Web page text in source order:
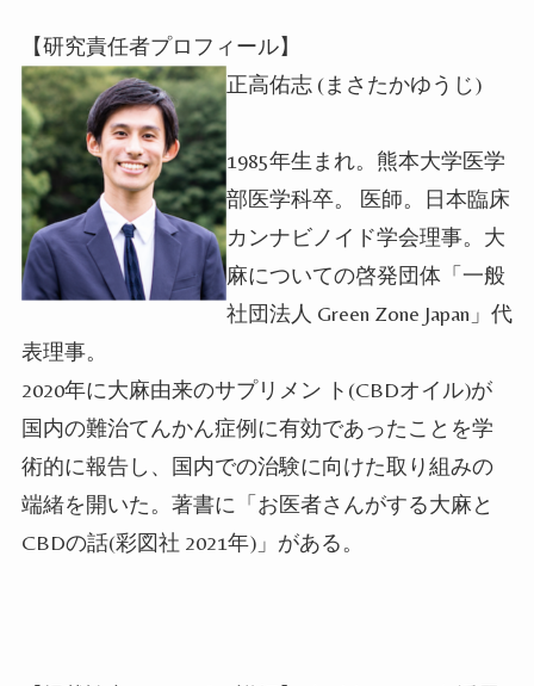
【研究責任者プロフィール】
正高佑志 (まさたかゆうじ)
1985年生まれ。熊本大学医学
部医学科卒。 医師。日本臨床
カンナビノイド学会理事。大
麻についての啓発団体「一般
社団法人 Green Zone Japan」代
表理事。
2020年に大麻由来のサプリメン ト(CBDオイル)が
国内の難治てんかん症例に有効であったことを学
術的に報告し、国内での治験に向けた取り組みの
端緒を開いた。著書に「お医者さんがする大麻と
CBDの話(彩図社 2021年)」がある。